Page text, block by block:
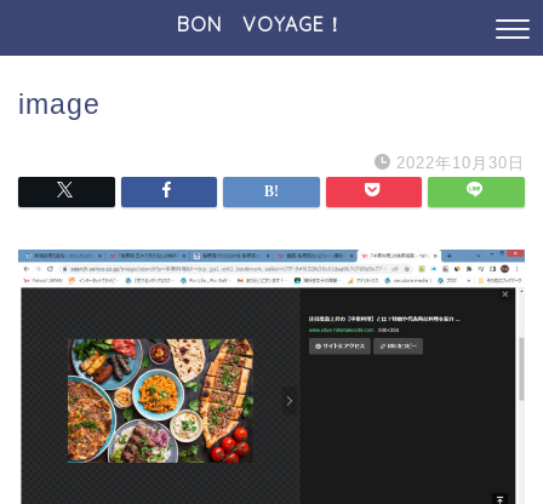
BON VOYAGE！
image
2022年10月30日